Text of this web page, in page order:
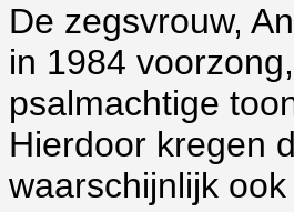
De zegsvrouw,
in 1984
psalmachtige
Hierdoor kregen
waarschijnlijk